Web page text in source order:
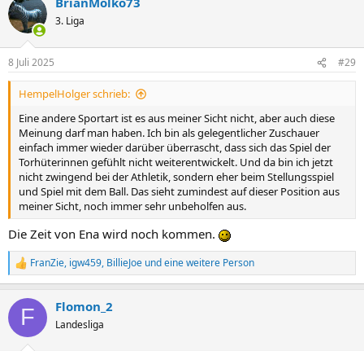
k
t
i
e
n
3. Liga
8 Juli 2025 #29
HempelHolger schrieb:
Eine andere Sportart ist es aus meiner Sicht nicht, aber auch diese
Meinung darf man haben. Ich bin als gelegentlicher Zuschauer
einfach immer wieder darüber überrascht, dass sich das Spiel der
Torhüterinnen gefühlt nicht weiterentwickelt. Und da bin ich jetzt
nicht zwingend bei der Athletik, sondern eher beim Stellungsspiel
und Spiel mit dem Ball. Das sieht zumindest auf dieser Position aus
meiner Sicht, noch immer sehr unbeholfen aus.
Die Zeit von Ena wird noch kommen.
R
e
k
i
FranZie, igw459, BillieJoe und eine weitere Person
F Flomon_2
Landesliga